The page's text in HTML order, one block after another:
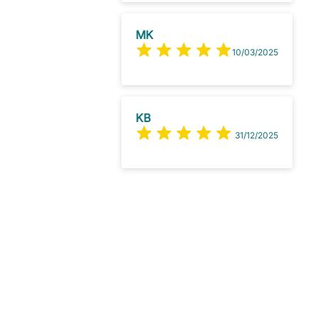
MK
10/03/2025
KB
31/12/2025